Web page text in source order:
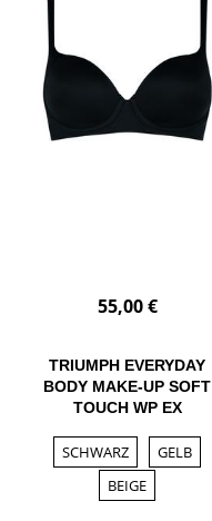
55,00 €
TRIUMPH EVERYDAY
BODY MAKE-UP SOFT
TOUCH WP EX
SCHWARZ
GELB
BEIGE